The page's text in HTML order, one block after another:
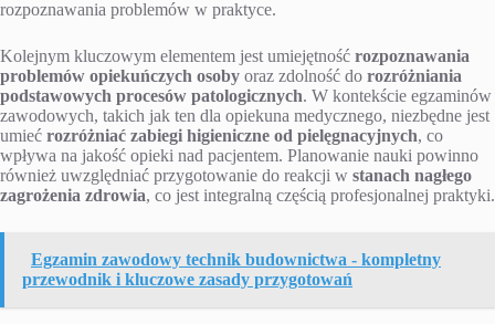
rozpoznawania problemów w praktyce.
Kolejnym kluczowym elementem jest umiejętność rozpoznawania
problemów opiekuńczych osoby oraz zdolność do rozróżniania
podstawowych procesów patologicznych. W kontekście egzaminów
zawodowych, takich jak ten dla opiekuna medycznego, niezbędne jest
umieć rozróżniać zabiegi higieniczne od pielęgnacyjnych, co
wpływa na jakość opieki nad pacjentem. Planowanie nauki powinno
również uwzględniać przygotowanie do reakcji w stanach nagłego
zagrożenia zdrowia, co jest integralną częścią profesjonalnej praktyki.
Egzamin zawodowy technik budownictwa - kompletny
przewodnik i kluczowe zasady przygotowań